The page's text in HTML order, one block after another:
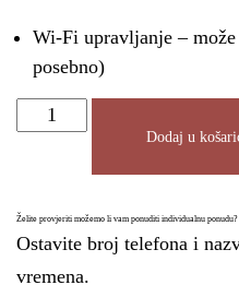
Wi-Fi upravljanje –
posebno)
Dodaj u
Želite provjeriti možemo li vam ponuditi individualnu ponudu?
Ostavite broj telefona i
vremena.